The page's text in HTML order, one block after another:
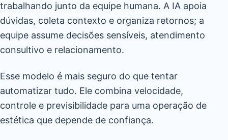
trabalhando junto da equipe humana. A IA apoia
dúvidas, coleta contexto e organiza retornos; a
equipe assume decisões sensíveis, atendimento
consultivo e relacionamento.
Esse modelo é mais seguro do que tentar
automatizar tudo. Ele combina velocidade,
controle e previsibilidade para uma operação de
estética que depende de confiança.